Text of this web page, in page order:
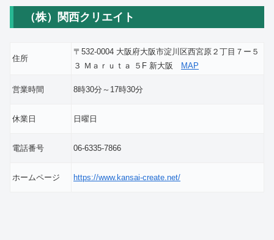
（株）関西クリエイト
住所
〒532-0004 大阪府大阪市淀川区西宮原２丁目７ー５
３ Ｍａｒｕｔａ ５F 新大阪 MAP
営業時間 8時30分～17時30分
休業日 日曜日
電話番号 06-6335-7866
ホームページ https://www.kansai-create.net/